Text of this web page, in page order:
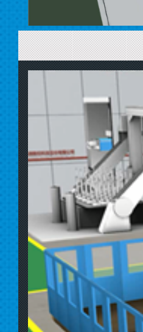
把智能技术应用于吊车等起
高工作效率。它是人工智能
目前，时序智能在冶金、危